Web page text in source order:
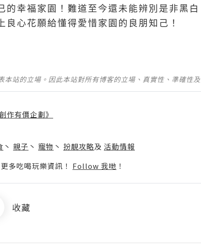
的幸福家園！難道至今還未能辨別是非黑
良心花願給懂得愛惜家園的良朋知己！
本站的立場。因此本站對所有博客的立場、真實性、準確性
作有價企劃》
丶 親子 丶 寵物 丶 扮靚攻略及 活動情報
多吃喝玩樂資訊！ Follow 我哋 ！
收藏